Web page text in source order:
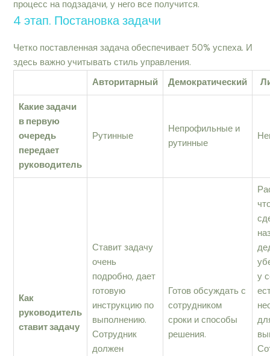
процесс на подзадачи, у него все получится.
4 этап. Постановка задачи
Четко поставленная задача обеспечивает 50% успеха. И
здесь важно учитывать стиль управления.
Авторитарный
Демократический
Какие задачи
в первую
очередь
передает
руководитель
Рутинные
Непрофильные и
рутинные
Как
руководитель
ставит задачу
Ставит задачу
очень
подробно, дает
готовую
инструкцию по
выполнению.
Сотрудник
должен
Готов обсуждать с
сотрудником
сроки и способы
решения.
у